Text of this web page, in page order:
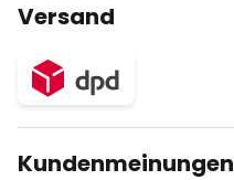
Versand
Kundenmeinungen